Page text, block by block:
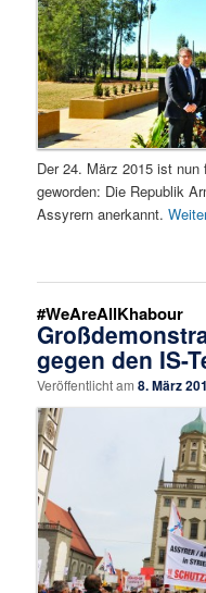
Der 24. März 2015 ist
geworden: Die Republik
Assyrern anerkannt.
#WeAreAllKhabour
gegen den IS-
Veröffentlicht am8. März